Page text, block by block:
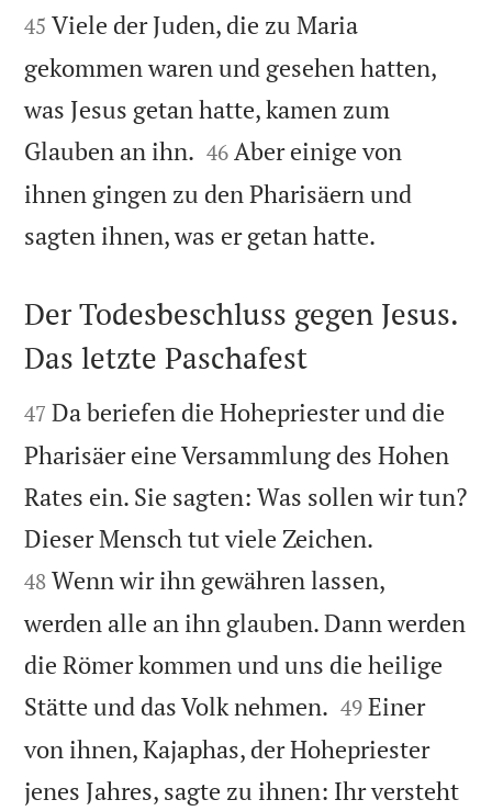
45 Viele der Juden, die zu Maria
gekommen waren und gesehen hatten,
was Jesus getan hatte, kamen zum
Glauben an ihn. 

46 Aber einige von
ihnen gingen zu den Pharisäern und
sagten ihnen, was er getan hatte.

Der Todesbeschluss gegen Jesus.
Das letzte Paschafest

47 Da beriefen die Hohepriester und die
Pharisäer eine Versammlung des Hohen
Rates ein. Sie sagten: Was sollen wir tun?
Dieser Mensch tut viele Zeichen.
48 Wenn wir ihn gewähren lassen,
werden alle an ihn glauben. Dann werden
die Römer kommen und uns die heilige
Stätte und das Volk nehmen. 

49 Einer
von ihnen, Kajaphas, der Hohepriester
jenes Jahres, sagte zu ihnen: Ihr versteht